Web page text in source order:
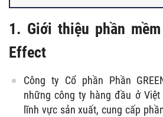
1. Giới thiệu phần
Effect
Công ty Cổ phần Phần
những công ty hàng đầu ở
lĩnh vực sản xuất, cung cấp